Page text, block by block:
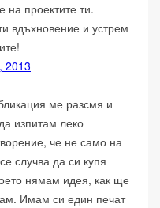
на проектите ти.
вдъхновение и устрем
2013
ме разсмя и
изпитам леко
че не само на
случва да си купя
нямам идея, как ще
Имам си един печат